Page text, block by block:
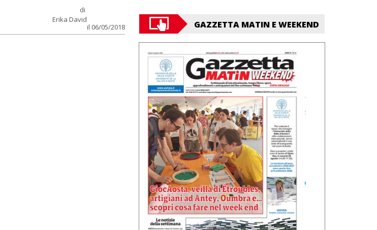
di
Erika David
il 06/05/2018
GAZZETTA MATIN E WEEKEND